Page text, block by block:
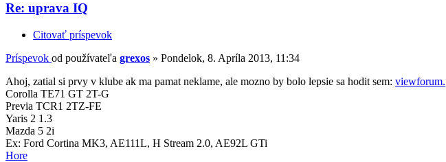
Re: uprava IQ
Citovať príspevok
Príspevok od používateľa grexos » Pondelok, 8. Apríla 2013, 11:34
Ahoj, zatial si prvy v klube ak ma pamat neklame, ale mozno by bolo lepsie sa hodit sem:
Corolla TE71 GT 2T-G
Previa TCR1 2TZ-FE
Yaris 2 1.3
Mazda 5 2i
Ex: Ford Cortina MK3, AE111L, H Stream 2.0, AE92L GTi
Hore